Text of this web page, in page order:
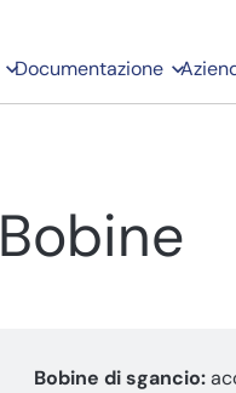
Documentazione
Bobine
Bobine di sgancio: